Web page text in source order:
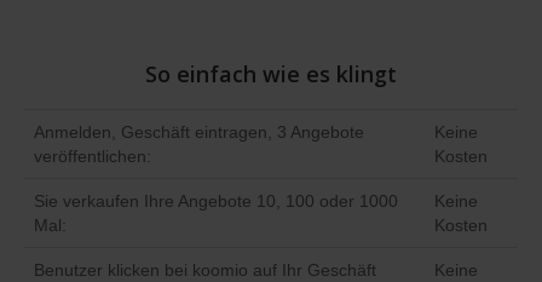
So einfach wie es klingt
Anmelden, Geschäft eintragen, 3 Angebote
veröffentlichen:
Keine
Kosten
Sie verkaufen Ihre Angebote 10, 100 oder 1000
Mal:
Keine
Kosten
Benutzer klicken bei koomio auf Ihr Geschäft
Keine